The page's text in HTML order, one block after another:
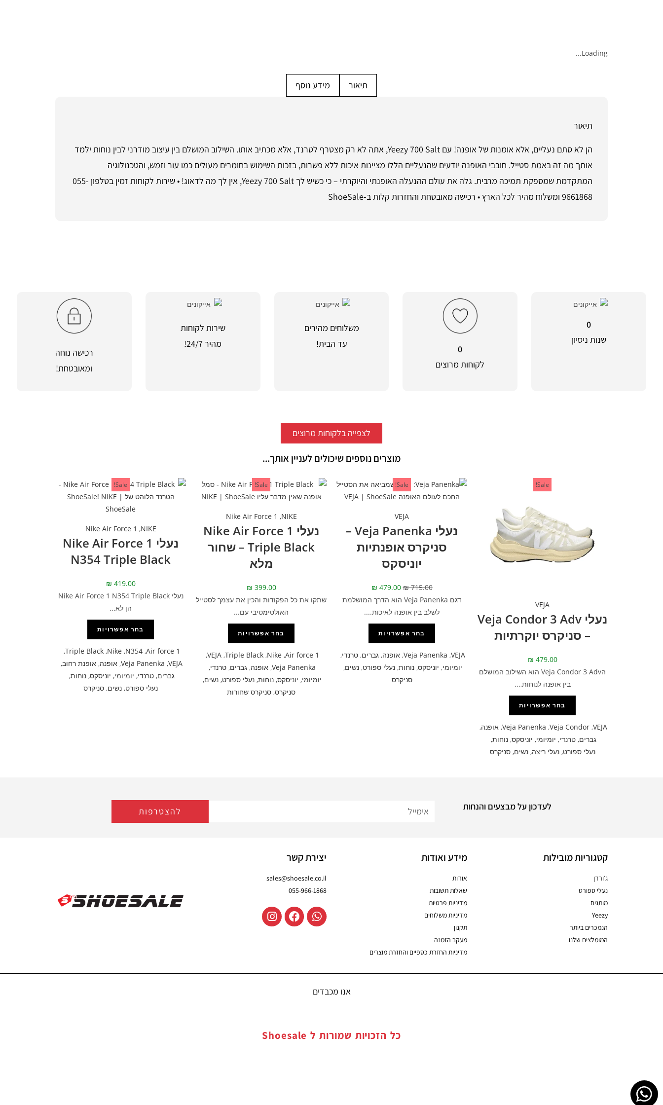
Loading...
תיאור מידע נוסף
תיאור
הן לא סתם נעליים, אלא אומנות של אופנה! עם Yeezy 700 Salt, אתה לא רק מצטרף לטרנד, אלא מכתיב אותו. השילוב המושלם בין עיצוב מודרני לבין נוחות ילמד
אותך מה זה באמת סטייל. חובבי האופנה יודעים שהנעליים הללו מציינות איכות ללא פשרות, בזכות השימוש בחומרים מעולים כמו עור וזמש, והטכנולוגיה
המתקדמת שמספקת תמיכה מרבית. גלה את עולם ההנעלה האופנתי והיוקרתי – כי כשיש לך Yeezy 700 Salt, אין לך מה לדאוג! • שירות לקוחות זמין בטלפון 055-
9661868 ומשלוח מהיר לכל הארץ • רכישה מאובטחת והחזרות קלות ב-ShoeSale
0
שנות ניסיון
0
לקוחות מרוצים
משלוחים מהירים
עד הבית!
שירות לקוחות
מהיר 24/7!
רכישה נוחה
ומאובטחת!
לצפייה בלקוחות מרוצים
מוצרים נוספים שיכולים לעניין אותך...
Sale!
VEJA
נעלי Veja Condor 3 Adv
– סניקרס יוקרתיות
₪ 479.00
הVeja Condor 3 Adv הוא השילוב המושלם
בין אופנה לנוחות,...
בחר אפשרויות
VEJA
,
Veja Condor
,
Veja Panenka
, אופנה,
גברים,טרנדי, יומיומי, יוניסקס,נוחות,
נעלי ספורט,נעלי ריצה,נשים,סניקרס
Sale!
VEJA
נעלי Veja Panenka –
סניקרס אופנתיות
יוניסקס
₪715.00
₪ 479.00
דגם Veja Panenka הוא הדרך המושלמת
לשלב בין אופנה לאיכות....
בחר אפשרויות
VEJA
,
Veja Panenka
, אופנה, גברים, טרנדי,
יומיומי, יוניסקס, נוחות, נעלי ספורט, נשים,
סניקרס
Sale!
NIKE
,
Nike Air Force 1
נעלי Nike Air Force 1
Triple Black – שחור
מלא
₪ 399.00
שתקו את כל הפקודות והכין את עצמך לסטייל
האולטימטיבי עם...
בחר אפשרויות
Air force 1
,
Nike
,
Triple Black
,
VEJA
,
Veja Panenka
, אופנה, גברים, טרנדי,
יומיומי, יוניסקס, נוחות, נעלי ספורט, נשים,
סניקרס, סניקרס שחורות
Sale!
NIKE
,
Nike Air Force 1
נעלי Nike Air Force 1
N354 Triple Black
₪ 419.00
נעלי Nike Air Force 1 N354 Triple Black
הן לא...
בחר אפשרויות
Air force 1
,
N354
,
Nike
,
Triple Black
,
VEJA
,
Veja Panenka
, אופנה, אופנת רחוב,
גברים,טרנדי, יומיומי, יוניסקס,נוחות,
נעלי ספורט, נשים, סניקרס
לעדכון על מבצעים והנחות להצטרפות
קטגוריות מובילות
ג׳ורדן
נעלי ספורט
מותגים
Yeezy
הנמכרים ביותר
המומלצים שלנו
מידע ואודות
אודות
שאלות תשובות
מדיניות פרטיות
מדיניות משלוחים
תקנון
מעקב הזמנה
מדיניות החזרת כספיים והחזרת מוצרים
יצירת קשר
sales@shoesale.co.il
055-966-1868
אנו מכבדים
כל הזכויות שמורות ל Shoesale